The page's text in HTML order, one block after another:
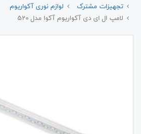
تجهیزات مشترک
لوازم نوری آکواریوم
لامپ ال ای دی آکواریوم آکوا مدل 520